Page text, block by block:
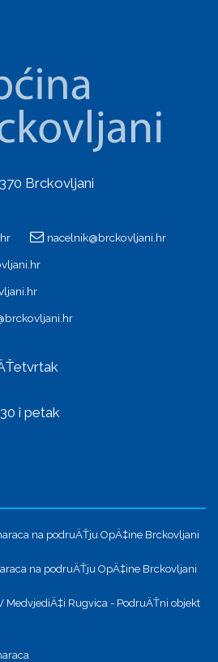
Brckovljani
nacelnik@brckovljani.hr
i petak
na podruÄŤju OpÄ‡ine Brckovljani
na podruÄŤju OpÄ‡ine Brckovljani
MedvjediÄ‡i Rugvica - PodruÄŤni objekt